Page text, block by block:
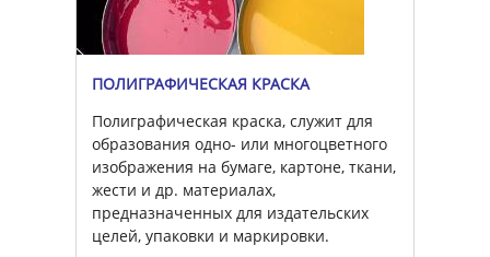
ПОЛИГРАФИЧЕСКАЯ КРАСКА
Полиграфическая краска, служит для
образования одно- или многоцветного
изображения на бумаге, картоне, ткани,
жести и др. материалах,
предназначенных для издательских
целей, упаковки и маркировки.